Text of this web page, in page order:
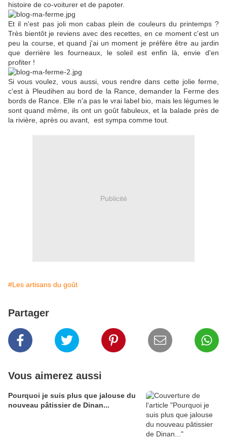
histoire de co-voiturer et de papoter.
Et il n'est pas joli mon cabas plein de couleurs du printemps ?
Très bientôt je reviens avec des recettes, en ce moment c'est un
peu la course, et quand j'ai un moment je préfère être au jardin
que derrière les fourneaux, le soleil est enfin là, envie d'en
profiter !
Si vous voulez, vous aussi, vous rendre dans cette jolie ferme,
c'est à Pleudihen au bord de la Rance, demander la Ferme des
bords de Rance. Elle n'a pas le vrai label bio, mais les légumes le
sont quand même, ils ont un goût fabuleux, et la balade près de
la rivière, après ou avant, est sympa comme tout.
Publicité
#Les artisans du goût
Partager
Vous aimerez aussi
Pourquoi je suis plus que jalouse du
nouveau pâtissier de Dinan...